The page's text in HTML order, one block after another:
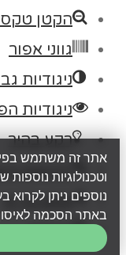
אתר זה משתמש
וטכנולוגיות
נוספים ניתן לקרוא
באתר הסכמה
הקטן
גווני אפור
ניגודיות
ניגודיות
רקע בהיר
הדגשת
פונט קריא
איפוס